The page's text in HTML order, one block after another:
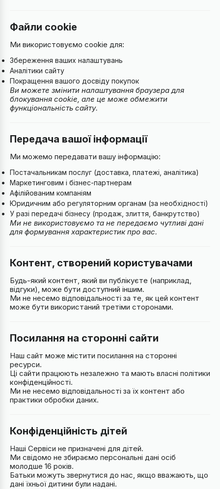
Файли cookie
Ми використовуємо cookie для:
Збереження ваших налаштувань
Аналітики сайту
Покращення вашого досвіду покупок
Ви можете змінити налаштування браузера для
блокування cookie, але це може обмежити
функціональність сайту.
Передача вашої інформації
Ми можемо передавати вашу інформацію:
Постачальникам послуг (доставка, платежі, аналітика)
Маркетинговим і бізнес-партнерам
Афілійованим компаніям
Юридичним або регуляторним органам (за необхідності)
У разі передачі бізнесу (продаж, злиття, банкрутство)
Ми не використовуємо та не передаємо чутливі дані
для формування характеристик про вас.
Контент, створений користувачами
Будь-який контент, який ви публікуєте (наприклад,
відгуки), може бути доступний іншим.
Ми не несемо відповідальності за те, як цей контент
може бути використаний третіми сторонами.
Посилання на сторонні сайти
Наш сайт може містити посилання на сторонні
ресурси.
Ці сайти працюють незалежно та мають власні політики
конфіденційності.
Ми не несемо відповідальності за їх контент або
практики обробки даних.
Конфіденційність дітей
Наші Сервіси не призначені для дітей.
Ми свідомо не збираємо персональні дані осіб
молодше 16 років.
Батьки можуть звернутися до нас, якщо вважають, що
дані їхньої дитини були надані.